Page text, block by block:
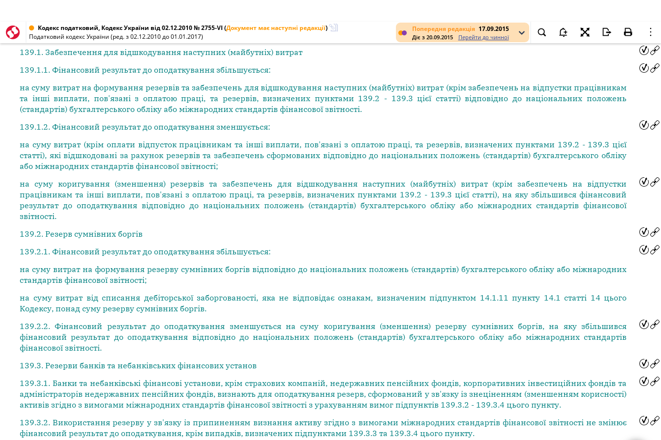
Попередня редакція 17.09.2015
Діє з 20.09.2015 Перейти до чинної
Кодекс податковий, Кодекс України від 02.12.2010 № 2755-VI (Документ має наступні редакції)
Податковий кодекс України (ред. з 02.12.2010 до 01.01.2017)